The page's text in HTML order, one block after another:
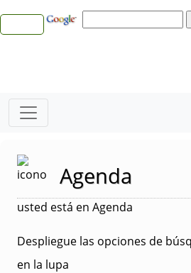
Agenda
usted está en Agenda
Despliegue las opciones de
en la lupa